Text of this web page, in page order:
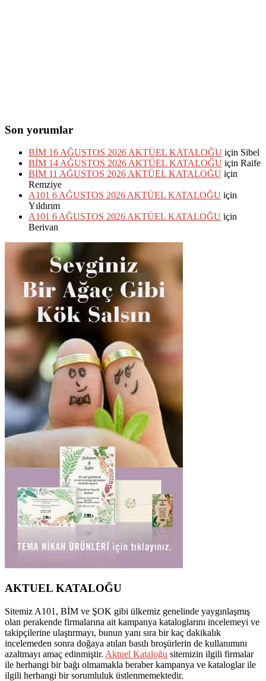
Son yorumlar
BİM 16 AĞUSTOS 2026 AKTÜEL KATALOĞU için Sibel
BİM 14 AĞUSTOS 2026 AKTÜEL KATALOĞU için Raife
BİM 11 AĞUSTOS 2026 AKTÜEL KATALOĞU için
Remziye
A101 6 AĞUSTOS 2026 AKTÜEL KATALOĞU için
Yıldırım
A101 6 AĞUSTOS 2026 AKTÜEL KATALOĞU için
Berivan
AKTUEL KATALOĞU
Sitemiz A101, BİM ve ŞOK gibi ülkemiz genelinde yaygınlaşmış
olan perakende firmalarına ait kampanya kataloglarını incelemeyi ve
takipçilerine ulaştırmayı, bunun yanı sıra bir kaç dakikalık
incelemeden sonra doğaya atılan basılı broşürlerin de kullanımını
azaltmayı amaç edinmiştir. Aktuel Kataloğu sitemizin ilgili firmalar
ile herhangi bir bağı olmamakla beraber kampanya ve kataloglar ile
ilgili herhangi bir sorumluluk üstlenmemektedir.